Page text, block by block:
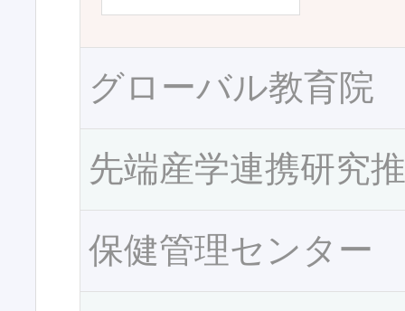
グローバル教育院
先端産学連携研究
保健管理センター